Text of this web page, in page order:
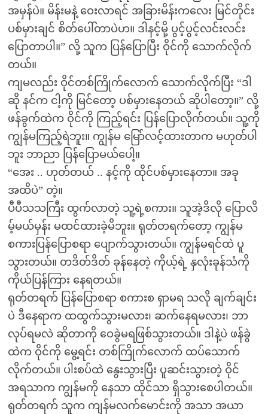
အမှန်ပဲ။ မိန်းမနဲ့ ဝေးလာရင် အခြားမိန်းကလေး မြင်တိုင်း
ပစ်မှားချင် စိတ်ပေါ်တာပဲဟ။ ဒါနင့်မို့ ပွင့်ပွင့်လင်းလင်း
ပြောတာပါ။” လို့ သူက ပြန်ပြောပြီး ဝိုင်ကို သောက်လိုက်
တယ်။
ကျမလည်း ဝိုင်တစ်ကြိုက်လောက် သောက်လိုက်ပြီး “ဒါ
ဆို နင်က ငါ့ကို မြင်တော့ ပစ်မှားနေတယ် ဆိုပါတော့။” လို့
ဖန်ခွက်ထဲက ဝိုင်ကို ကြည့်ရင်း ပြန်ပြောလိုက်တယ်။ သူ့ကို
ကျွန်မကြည့်ရဲဘူး။ ကျွန်မ မြော်လင့်ထားတာက မဟုတ်ပါ
ဘူး ဘာညာ ပြန်ပြောမယ်ပေါ့။
“အေး .. ဟုတ်တယ် .. နင့်ကို ထိုင်ပစ်မှားနေတာ။ အခု
အထိပဲ” တဲ့။
ပီပီသသကြီး ထွက်လာတဲ့ သူ့ရဲ့စကား။ သူအဲ့ဒိလို ပြောလိ
မ့်မယ်မှန်း မထင်ထားခဲ့မိဘူး။ ရုတ်တရက်တော့ ကျွန်မ
စကားပြန်ပြောစရာ ပျောက်သွားတယ်။ ကျွန်မရင်ထဲ ပူ
သွားတယ်။ တဒိတ်ဒိတ် ခုန်နေတဲ့ ကိုယ့်ရဲ့ နှလုံးခုန်သံကို
ကိုယ်ပြန်ကြား နေရတယ်။
ရုတ်တရက် ပြန်ပြောစရာ စကားစ ရှာမရ သလို ချက်ချင်း
ပဲ ဒီနေရာက ထထွက်သွားမလား၊ ဆက်နေရမလား၊ ဘာ
လုပ်ရမလဲ ဆိုတာကို ဝေခွဲမရဖြစ်သွားတယ်။ ဒါနဲ့ပဲ ဖန်ခွဲ
ထဲက ဝိုင်ကို မွေ့ရင်း တစ်ကြိုက်လောက် ထပ်သောက်
လိုက်တယ်။ ပါးစပ်ထဲ နွေးသွားပြီး ပူဆင်းသွားတဲ့ ဝိုင်
အရသာက ကျွန်မကို နေသာ ထိုင်သာ ရှိသွားစေပါတယ်။
ရုတ်တရက် သူက ကျန်မလက်မောင်းကို အသာ အယာ